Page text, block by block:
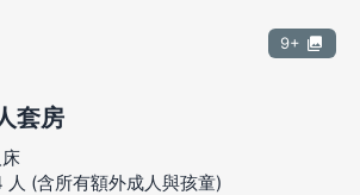
9+
套房
人 (含所有額外成人與孩童)